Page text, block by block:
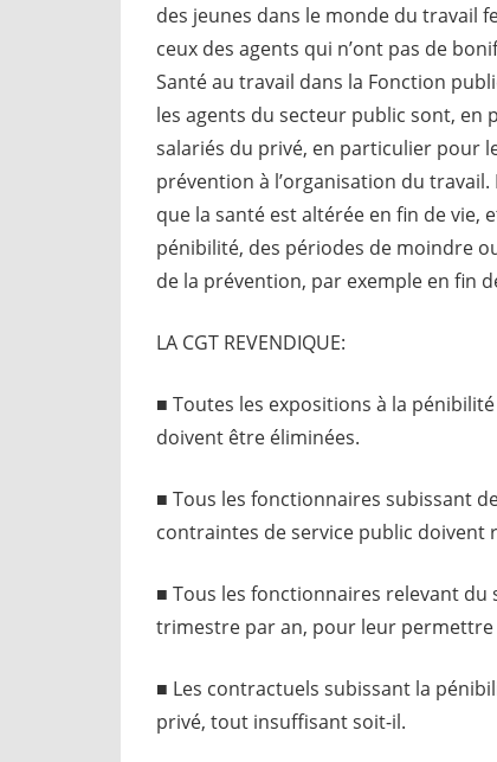
des jeunes dans le monde du travail
ceux des agents qui n’ont pas de
Santé au travail dans la Fonction
les agents du secteur public sont, en
salariés du privé, en particulier pour
prévention à l’organisation du
que la santé est altérée en fin de vie,
pénibilité, des périodes de moindre
de la prévention, par exemple en fin
LA CGT REVENDIQUE:
■ Toutes les expositions à la
doivent être éliminées.
■ Tous les fonctionnaires subissant
contraintes de service public doivent
■ Tous les fonctionnaires relevant du
trimestre par an, pour leur
■ Les contractuels subissant la
privé, tout insuffisant soit-il.